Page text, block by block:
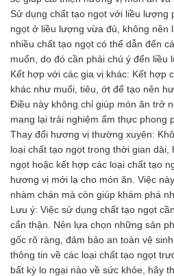
Sử dụng chất tạo ngọt với liều lượng
ngọt ở liều lượng vừa đủ, không nên
nhiều chất tạo ngọt có thể dẫn đến
muốn, do đó cần phải chú ý đến liều
Kết hợp với các gia vị khác: Kết hợp
khác như muối, tiêu, ớt để tạo nên
Điều này không chỉ giúp món ăn trở
mang lại trải nghiệm ẩm thực phong
Thay đổi hương vị thường xuyên:
loại chất tạo ngọt trong thời gian dài,
ngọt hoặc kết hợp các loại chất tạo
hương vị mới lạ cho món ăn. Việc
nhàm chán mà còn giúp khám phá
Lưu ý: Việc sử dụng chất tạo ngọt
cẩn thận. Nên lựa chọn những sản
gốc rõ ràng, đảm bảo an toàn vệ
thông tin về các loại chất tạo ngọt
bất kỳ lo ngại nào về sức khỏe, hãy